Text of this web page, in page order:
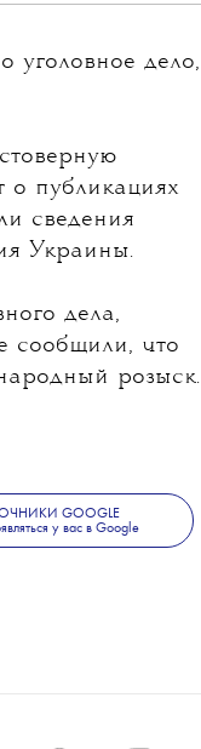
уголовное дело,
о публикациях
сведения
Украины.
дела,
сообщили, что
розыск.
GOOGLE
у вас в Google